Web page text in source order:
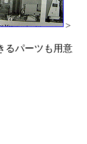
>
るパーツも用意